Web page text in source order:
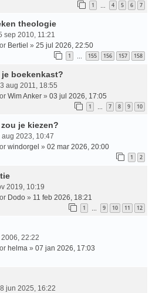
1 … 4 5 6 7
theologie
sep 2010, 11:21
Bertiel » 25 jul 2026, 22:50
1 … 155 156 157 158
boekenkast?
aug 2011, 18:55
Wim Anker » 03 jul 2026, 17:05
1 … 7 8 9 10
je kiezen?
aug 2023, 10:47
windorgel » 02 mar 2026, 20:00
1 2
2019, 10:19
Dodo » 11 feb 2026, 18:21
1 … 9 10 11 12
22:22
helma » 07 jan 2026, 17:03
jun 2025, 16:22